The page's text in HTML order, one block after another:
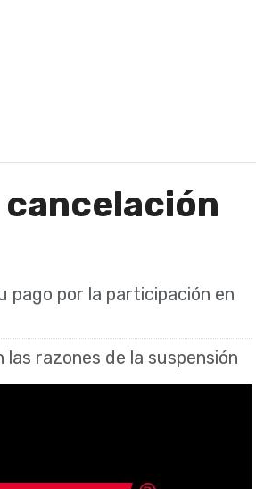
pago por la participación en
razones de la suspensión